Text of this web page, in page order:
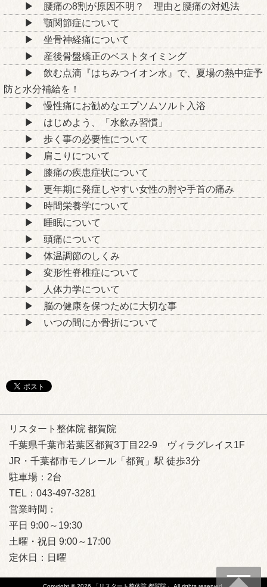
腰痛の8割が原因不明？ 理由と腰痛の対処法
顎関節症について
坐骨神経痛について
産後骨盤矯正のベストタイミング
飲む点滴『はちみつイオン水』で、夏場の熱中症予
防と水分補給を！
慢性痛にお勧めなエプソムソルト入浴
はじめよう、「水飲み習慣」
歩く事の必要性について
肩こりについて
膝痛の疾患症状について
更年期に発症しやすい女性の肘や手首の痛み
時間栄養学について
睡眠について
頭痛について
体温調節のしくみ
変形性脊椎症について
人体力学について
脳の健康を保つために大切な事
いつの間にか骨折について
リスタート整体院 都賀院
千葉県千葉市若葉区都賀3丁目22-9 ヴィラグレイス1F
JR・千葉都市モノレール「都賀」駅 徒歩3分
駐車場：2台
TEL：043-497-3281
営業時間：
平日 9:00～19:30
土曜・祝日 9:00～17:00
定休日：日曜